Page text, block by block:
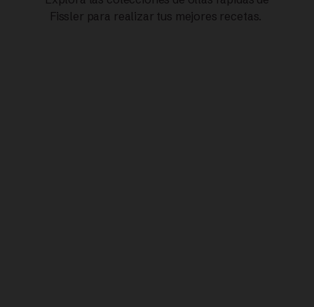
Fissler para realizar tus mejores recetas.